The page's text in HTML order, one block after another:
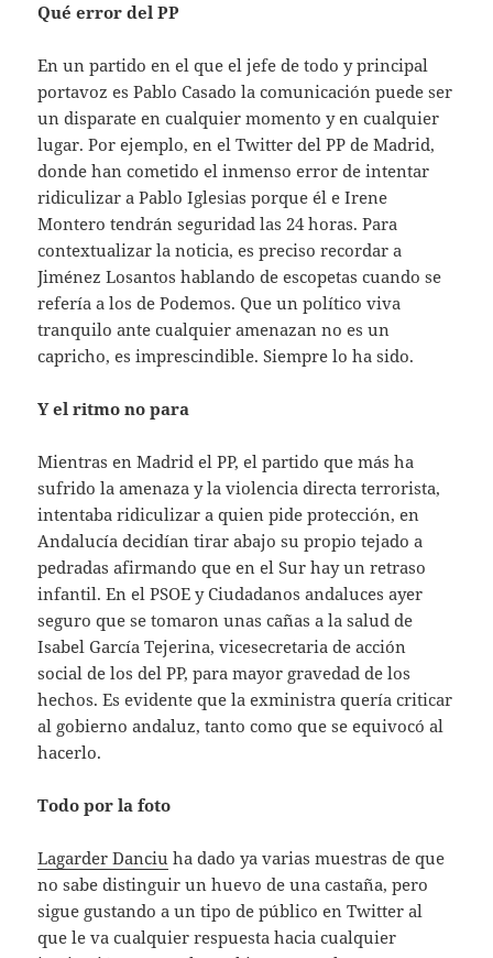
Qué error del PP
En un partido en el que el jefe de todo y principal
portavoz es Pablo Casado la comunicación puede ser
un disparate en cualquier momento y en cualquier
lugar. Por ejemplo, en el Twitter del PP de Madrid,
donde han cometido el inmenso error de intentar
ridiculizar a Pablo Iglesias porque él e Irene
Montero tendrán seguridad las 24 horas. Para
contextualizar la noticia, es preciso recordar a
Jiménez Losantos hablando de escopetas cuando se
refería a los de Podemos. Que un político viva
tranquilo ante cualquier amenazan no es un
capricho, es imprescindible. Siempre lo ha sido.
Y el ritmo no para
Mientras en Madrid el PP, el partido que más ha
sufrido la amenaza y la violencia directa terrorista,
intentaba ridiculizar a quien pide protección, en
Andalucía decidían tirar abajo su propio tejado a
pedradas afirmando que en el Sur hay un retraso
infantil. En el PSOE y Ciudadanos andaluces ayer
seguro que se tomaron unas cañas a la salud de
Isabel García Tejerina, vicesecretaria de acción
social de los del PP, para mayor gravedad de los
hechos. Es evidente que la exministra quería criticar
al gobierno andaluz, tanto como que se equivocó al
hacerlo.
Todo por la foto
Lagarder Danciu ha dado ya varias muestras de que
no sabe distinguir un huevo de una castaña, pero
sigue gustando a un tipo de público en Twitter al
que le va cualquier respuesta hacia cualquier